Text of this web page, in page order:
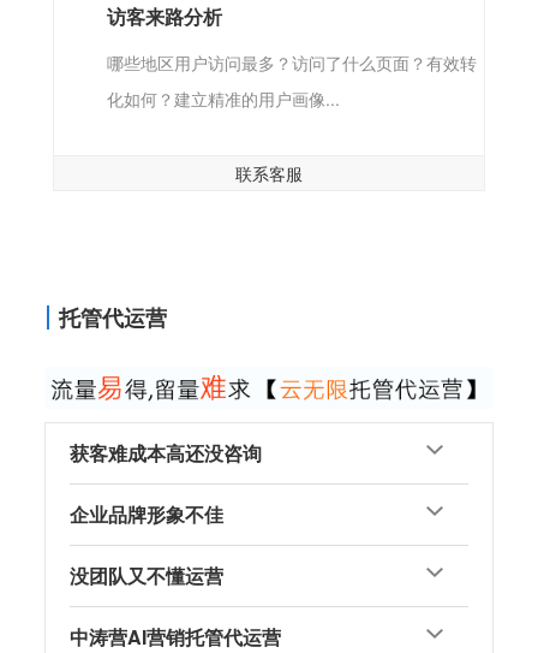
访客来路分析
哪些地区用户访问最多？访问了什么页面？有效转
化如何？建立精准的用户画像...
联系客服
托管代运营
获客难成本高还没咨询
企业品牌形象不佳
没团队又不懂运营
中涛营AI营销托管代运营